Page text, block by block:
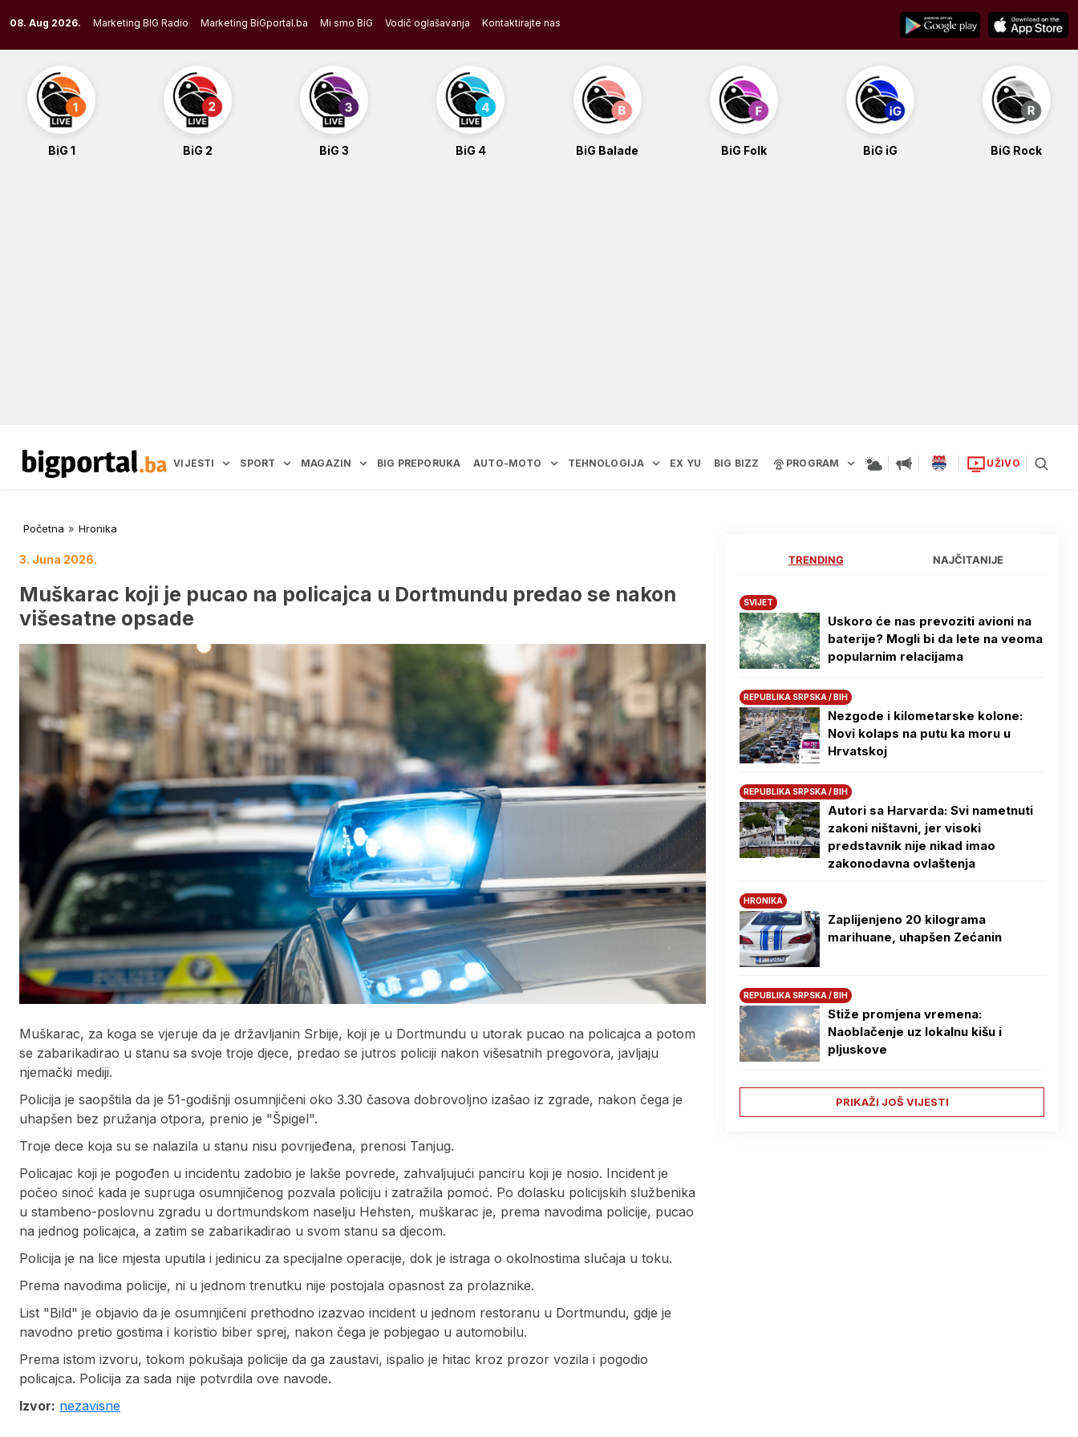
to
content
08. Aug 2026. Marketing BIG Radio Marketing BiGportal.ba Mi smo BiG Vodič oglašavanja Kontaktirajte nas
BiG 1 BiG 2 BiG 3 BiG 4 BiG Balade BiG Folk BiG iG BiG Rock
VIJESTI SPORT MAGAZIN BIG PREPORUKA AUTO-MOTO TEHNOLOGIJA EX YU BIG BIZZ PROGRAM UŽIVO
Početna » Hronika
3. Juna 2026.
Muškarac koji je pucao na policajca u Dortmundu predao se nakon
višesatne opsade
Muškarac, za koga se vjeruje da je državljanin Srbije, koji je u Dortmundu u utorak pucao na policajca a potom
se zabarikadirao u stanu sa svoje troje djece, predao se jutros policiji nakon višesatnih pregovora, javljaju
njemački mediji.
Policija je saopštila da je 51-godišnji osumnjičeni oko 3.30 časova dobrovoljno izašao iz zgrade, nakon čega je
uhapšen bez pružanja otpora, prenio je "Špigel".
Troje dece koja su se nalazila u stanu nisu povrijeđena, prenosi Tanjug.
Policajac koji je pogođen u incidentu zadobio je lakše povrede, zahvaljujući panciru koji je nosio. Incident je
počeo sinoć kada je supruga osumnjičenog pozvala policiju i zatražila pomoć. Po dolasku policijskih službenika
u stambeno-poslovnu zgradu u dortmundskom naselju Hehsten, muškarac je, prema navodima policije, pucao
na jednog policajca, a zatim se zabarikadirao u svom stanu sa djecom.
Policija je na lice mjesta uputila i jedinicu za specijalne operacije, dok je istraga o okolnostima slučaja u toku.
Prema navodima policije, ni u jednom trenutku nije postojala opasnost za prolaznike.
List "Bild" je objavio da je osumnjičeni prethodno izazvao incident u jednom restoranu u Dortmundu, gdje je
navodno pretio gostima i koristio biber sprej, nakon čega je pobjegao u automobilu.
Prema istom izvoru, tokom pokušaja policije da ga zaustavi, ispalio je hitac kroz prozor vozila i pogodio
policajca. Policija za sada nije potvrdila ove navode.
Izvor: nezavisne
TRENDING NAJČITANIJE
SVIJET
Uskoro će nas prevoziti avioni na
baterije? Mogli bi da lete na veoma
popularnim relacijama
REPUBLIKA SRPSKA / BIH
Nezgode i kilometarske kolone:
Novi kolaps na putu ka moru u
Hrvatskoj
REPUBLIKA SRPSKA / BIH
Autori sa Harvarda: Svi nametnuti
zakoni ništavni, jer visoki
predstavnik nije nikad imao
zakonodavna ovlaštenja
HRONIKA
Zaplijenjeno 20 kilograma
marihuane, uhapšen Zećanin
REPUBLIKA SRPSKA / BIH
Stiže promjena vremena:
Naoblačenje uz lokalnu kišu i
pljuskove
PRIKAŽI JOŠ VIJESTI